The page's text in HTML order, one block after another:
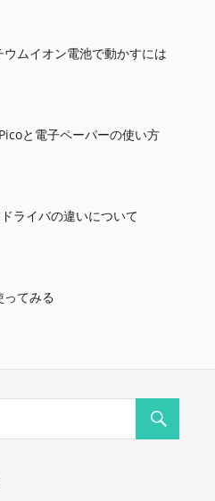
ムイオン電池で動かすには
と電子ペーパーの使い方
ライバの違いについて
てみる